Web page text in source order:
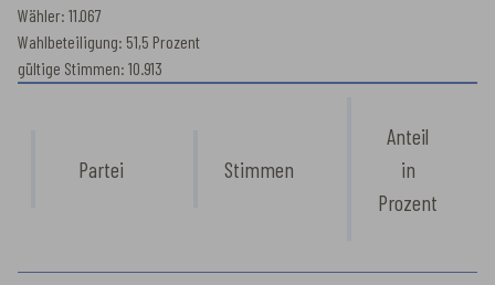
Wähler: 11.067
Wahlbeteiligung: 51,5 Prozent
gültige Stimmen: 10.913
Partei Stimmen
Anteil
in
Prozent